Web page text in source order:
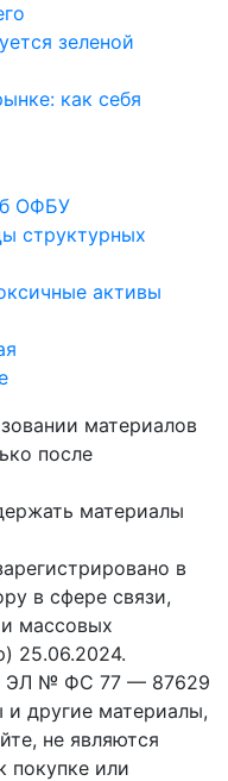
зеленой
как себя
структурных
активы
материалов
после
материалы
в
в сфере связи,
массовых
25.06.2024.
ЭЛ № ФС 77 — 87629
и другие материалы,
не являются
покупке или